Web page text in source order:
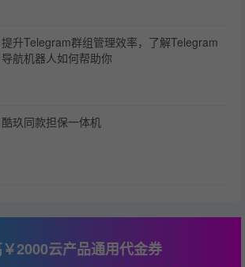
提升Telegram群组管理效率，了解Telegram
导航机器人如何帮助你
酷玖同款担保一体机
2000云产品通用代金券